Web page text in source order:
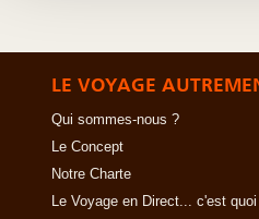
LE VOYAGE
Qui sommes-nous ?
Le Concept
Notre Charte
Le Voyage en Direct... c'est